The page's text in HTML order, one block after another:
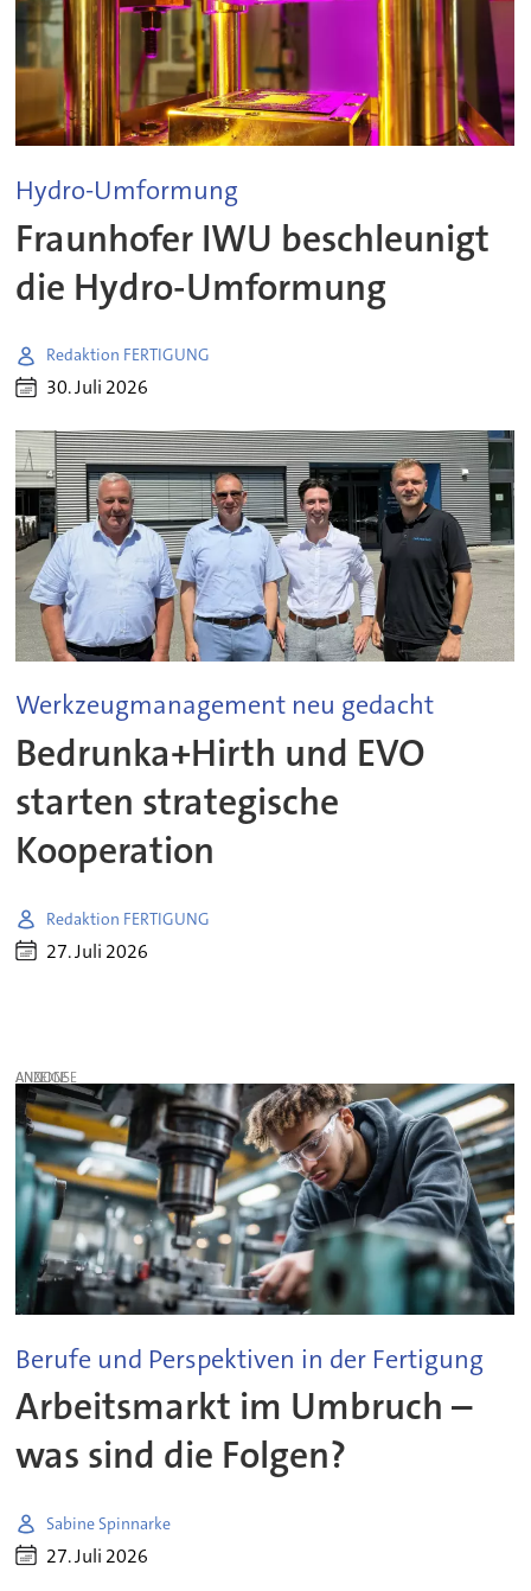
Hydro-Umformung
Fraunhofer IWU beschleunigt
die Hydro-Umformung
Redaktion FERTIGUNG
30. Juli 2026
Werkzeugmanagement neu gedacht
Bedrunka+Hirth und EVO
starten strategische
Kooperation
Redaktion FERTIGUNG
27. Juli 2026
ANZEIGE
Berufe und Perspektiven in der Fertigung
Arbeitsmarkt im Umbruch –
was sind die Folgen?
Sabine Spinnarke
27. Juli 2026